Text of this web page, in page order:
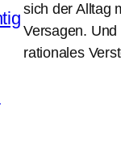
sich der Alltag
Versagen.
rationales